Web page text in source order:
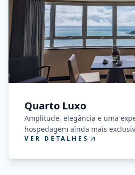
Quarto Luxo
Amplitude, elegância e uma
hospedagem ainda mais
VER DETALHES